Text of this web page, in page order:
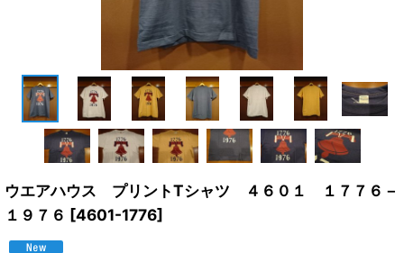
ウエアハウス プリントTシャツ ４６０１ １７７６－
１９７６ [4601-1776]